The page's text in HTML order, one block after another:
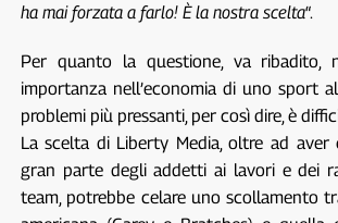
ha mai forzata a farlo! È la nostra scelta“.
Per quanto la questione, va ribadito,
importanza nell’economia di uno sport
problemi più pressanti, per così dire, è
La scelta di Liberty Media, oltre ad aver
gran parte degli addetti ai lavori e dei
team, potrebbe celare uno scollamento